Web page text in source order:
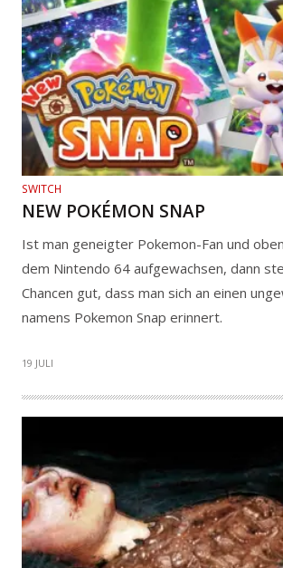
SWITCH
NEW POKÉMON SNAP
Ist man geneigter Pokemon-Fan und
dem Nintendo 64 aufgewachsen, dann
Chancen gut, dass man sich an einen
namens Pokemon Snap erinnert.
19 JULI